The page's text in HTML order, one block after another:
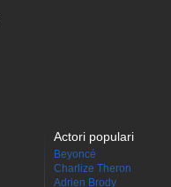
Actori populari
Beyoncé
Charlize Theron
Adrien Brody